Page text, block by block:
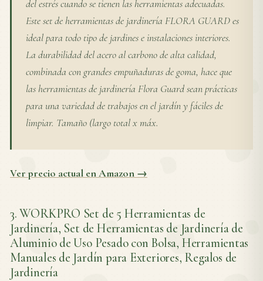
del estrés cuando se tienen las herramientas adecuadas.
Este set de herramientas de jardinería FLORA GUARD es
ideal para todo tipo de jardines e instalaciones interiores.
La durabilidad del acero al carbono de alta calidad,
combinada con grandes empuñaduras de goma, hace que
las herramientas de jardinería Flora Guard sean prácticas
para una variedad de trabajos en el jardín y fáciles de
limpiar. Tamaño (largo total x máx.
Ver precio actual en Amazon →
3. WORKPRO Set de 5 Herramientas de
Jardinería, Set de Herramientas de Jardinería de
Aluminio de Uso Pesado con Bolsa, Herramientas
Manuales de Jardín para Exteriores, Regalos de
Jardinería